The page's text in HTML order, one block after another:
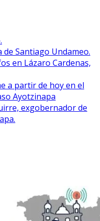
de Santiago Undameo.
en Lázaro Cardenas,
a partir de hoy en el
Ayotzinapa
exgobernador de